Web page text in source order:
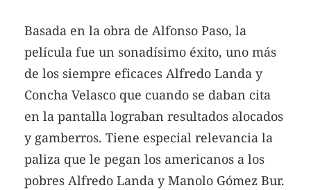
Basada en la obra de Alfonso Paso, la
película fue un sonadísimo éxito, uno más
de los siempre eficaces Alfredo Landa y
Concha Velasco que cuando se daban cita
en la pantalla lograban resultados alocados
y gamberros. Tiene especial relevancia la
paliza que le pegan los americanos a los
pobres Alfredo Landa y Manolo Gómez Bur.